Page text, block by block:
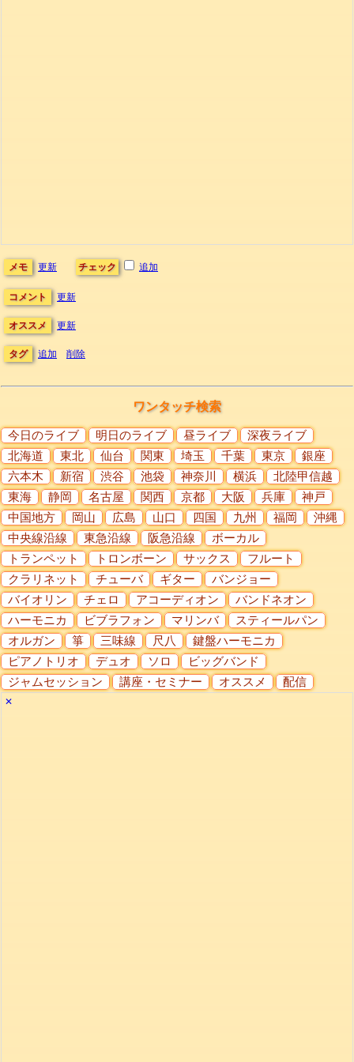
メモ 更新 チェック 追加
コメント 更新
オススメ 更新
タグ 追加 削除
ワンタッチ検索
今日のライブ 明日のライブ 昼ライブ
深夜ライブ
北海道
東北 仙台 関東 埼玉 千葉 東京
銀座
六本木
新宿 渋谷 池袋 神奈川 横浜
北陸甲信越
東海
静岡 名古屋 関西 京都 大阪 兵庫
神戸
中国地方
岡山 広島 山口 四国 九州 福岡
沖縄
中央線沿線
東急沿線 阪急沿線
ボーカル
トランペット
トロンボーン サックス
フルート
クラリネット
チューバ ギター
バンジョー
バイオリン
チェロ アコーディオン
バンドネオン
ハーモニカ
ビブラフォン マリンバ
スティールパン
オルガン
箏 三味線 尺八
鍵盤ハーモニカ
ピアノトリオ
デュオ ソロ
ビッグバンド
ジャムセッション
講座・セミナー オススメ 配信
✕